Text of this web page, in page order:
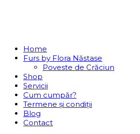
Home
Furs by Flora Năstase
Poveste de Crăciun
Shop
Servicii
Cum cumpăr?
Termene și condiții
Blog
Contact